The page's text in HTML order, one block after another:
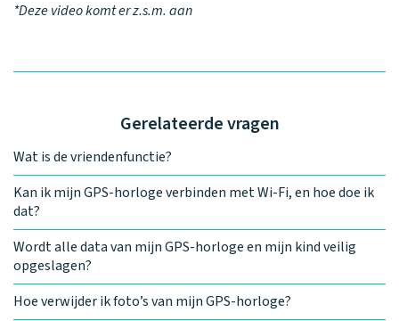
*Deze video komt er z.s.m. aan
Gerelateerde vragen
Wat is de vriendenfunctie?
Kan ik mijn GPS-horloge verbinden met Wi-Fi, en hoe doe ik
dat?
Wordt alle data van mijn GPS-horloge en mijn kind veilig
opgeslagen?
Hoe verwijder ik foto’s van mijn GPS-horloge?